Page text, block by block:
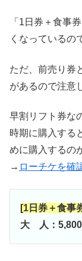
「1日券＋食事
くなっているの
ただ、前売り券
があるので注意
早割リフト券な
時期に購入する
めに購入するの
→ ローチケを確
[1日券＋食事
大 人：